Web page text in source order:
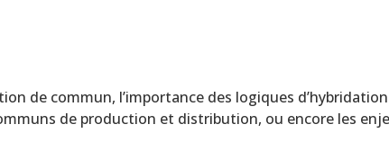
de commun, l’importance des logiques
de production et distribution, ou encore les